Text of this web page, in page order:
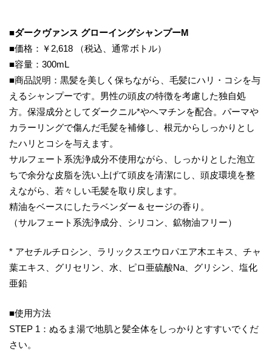
■ダークヴァンス グローイングシャンプーM
■価格：￥2,618 （税込、通常ボトル）
■容量：300mL
■商品説明：黒髪を美しく保ちながら、毛髪にハリ・コシを与
えるシャンプーです。男性の頭皮の特徴を考慮した独自処
方。保湿成分としてダークニル*やヘマチンを配合。パーマや
カラーリングで傷んだ毛髪を補修し、根元からしっかりとし
たハリとコシを与えます。
サルフェート系洗浄成分不使用ながら、しっかりとした泡立
ちで余分な皮脂を洗い上げて頭皮を清潔にし、頭皮環境を整
えながら、若々しい毛髪を取り戻します。
精油をベースにしたラベンダー＆セージの香り。
（サルフェート系洗浄成分、シリコン、鉱物油フリー）
* アセチルチロシン、ラリックスエウロパエア木エキス、チャ
葉エキス、グリセリン、水、ピロ亜硫酸Na、グリシン、塩化
亜鉛
■使用方法
STEP 1：ぬるま湯で地肌と髪全体をしっかりとすすいでくだ
さい。